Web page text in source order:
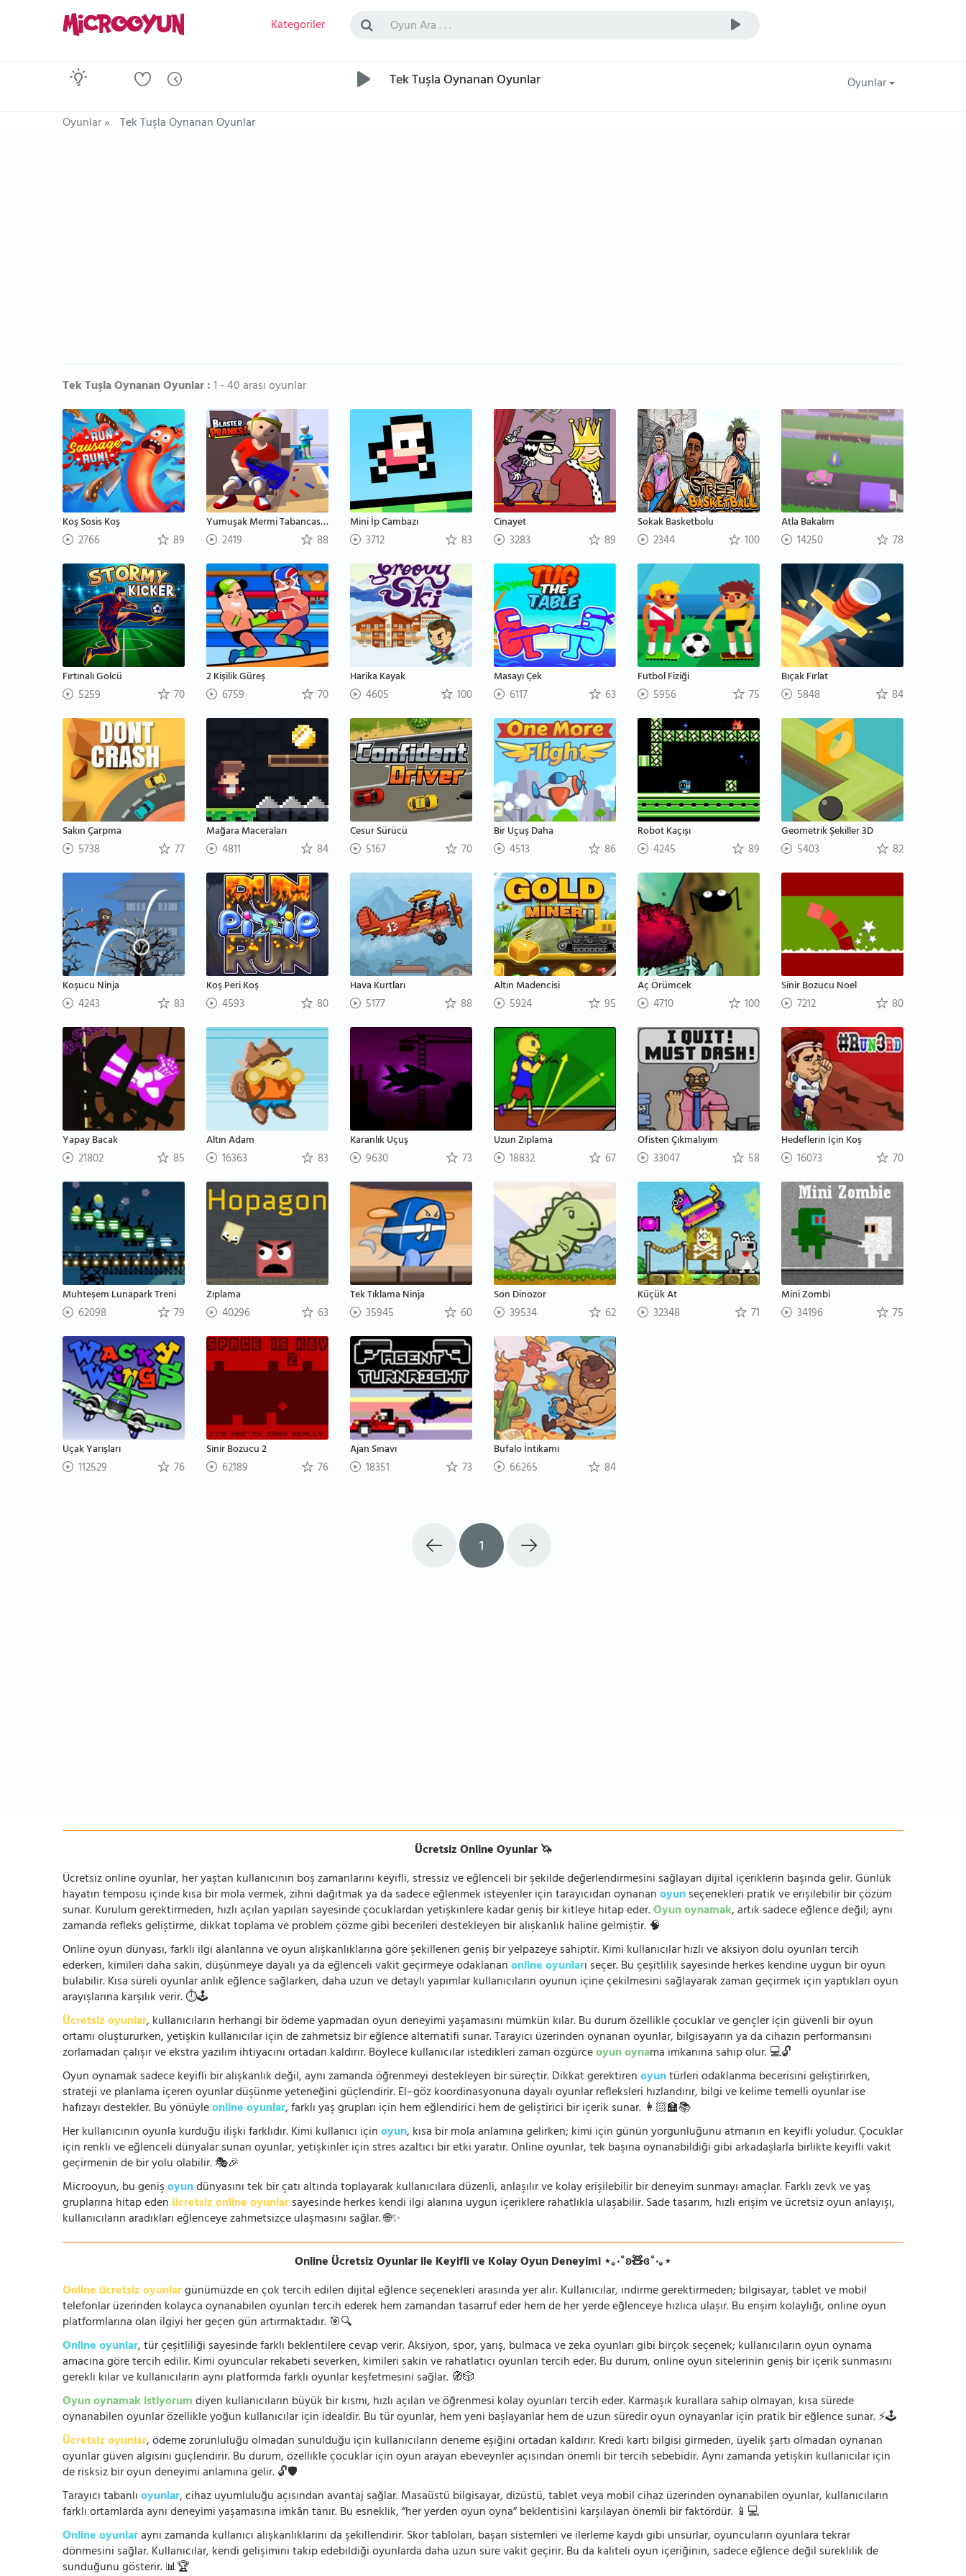
Kategoriler
Tek Tuşla Oynanan Oyunlar
Oyunlar
Oyunlar» Tek Tuşla Oynanan Oyunlar
Tek Tuşla Oynanan Oyunlar :1 - 40 arası oyunlar
Koş Sosis Koş
2766 89
Yumuşak Mermi Tabancası Şakası
2419 88
Mini İp Cambazı
3712 83
Cinayet
3283 89
Sokak Basketbolu
2344 100
Atla Bakalım
14250 78
Fırtınalı Golcü
5259 70
2 Kişilik Güreş
6759 70
Harika Kayak
4605 100
Masayı Çek
6117 63
Futbol Fiziği
5956 75
Bıçak Fırlat
5848 84
Sakın Çarpma
5738 77
Mağara Maceraları
4811 84
Cesur Sürücü
5167 70
Bir Uçuş Daha
4513 86
Robot Kaçışı
4245 89
Geometrik Şekiller 3D
5403 82
Koşucu Ninja
4243 83
Koş Peri Koş
4593 80
Hava Kurtları
5177 88
Altın Madencisi
5924 95
Aç Örümcek
4710 100
Sinir Bozucu Noel
7212 80
Yapay Bacak
21802 85
Altın Adam
16363 83
Karanlık Uçuş
9630 73
Uzun Zıplama
18832 67
Ofisten Çıkmalıyım
33047 58
Hedeflerin İçin Koş
16073 70
Muhteşem Lunapark Treni
62098 79
Zıplama
40296 63
Tek Tıklama Ninja
35945 60
Son Dinozor
39534 62
Küçük At
32348 71
Mini Zombi
34196 75
Uçak Yarışları
112529 76
Sinir Bozucu 2
62189 76
Ajan Sınavı
18351 73
Bufalo İntikamı
66265 84
1
Ücretsiz Online Oyunlar 🦄
Ücretsiz online oyunlar, her yaştan kullanıcının boş zamanlarını keyifli, stressiz ve eğlenceli bir şekilde değerlendirmesini sağlayan dijital içeriklerin başında gelir. Günlük
hayatın temposu içinde kısa bir mola vermek, zihni dağıtmak ya da sadece eğlenmek isteyenler için tarayıcıdan oynananoyunseçenekleri pratik ve erişilebilir bir çözüm
sunar. Kurulum gerektirmeden, hızlı açılan yapıları sayesinde çocuklardan yetişkinlere kadar geniş bir kitleye hitap eder.Oyun oynamak, artık sadece eğlence değil; aynı
zamanda refleks geliştirme, dikkat toplama ve problem çözme gibi becerileri destekleyen bir alışkanlık haline gelmiştir. 🧠
Online oyun dünyası, farklı ilgi alanlarına ve oyun alışkanlıklarına göre şekillenen geniş bir yelpazeye sahiptir. Kimi kullanıcılar hızlı ve aksiyon dolu oyunları tercih
ederken, kimileri daha sakin, düşünmeye dayalı ya da eğlenceli vakit geçirmeye odaklananonline oyunları seçer. Bu çeşitlilik sayesinde herkes kendine uygun bir oyun
bulabilir. Kısa süreli oyunlar anlık eğlence sağlarken, daha uzun ve detaylı yapımlar kullanıcıların oyunun içine çekilmesini sağlayarak zaman geçirmek için yaptıkları oyun
arayışlarına karşılık verir. ⏱️🕹️
Ücretsiz oyunlar, kullanıcıların herhangi bir ödeme yapmadan oyun deneyimi yaşamasını mümkün kılar. Bu durum özellikle çocuklar ve gençler için güvenli bir oyun
ortamı oluştururken, yetişkin kullanıcılar için de zahmetsiz bir eğlence alternatifi sunar. Tarayıcı üzerinden oynanan oyunlar, bilgisayarın ya da cihazın performansını
zorlamadan çalışır ve ekstra yazılım ihtiyacını ortadan kaldırır. Böylece kullanıcılar istedikleri zaman özgürceoyun oynama imkanına sahip olur. 💻🔓
Oyun oynamak sadece keyifli bir alışkanlık değil, aynı zamanda öğrenmeyi destekleyen bir süreçtir. Dikkat gerektirenoyuntürleri odaklanma becerisini geliştirirken,
strateji ve planlama içeren oyunlar düşünme yeteneğini güçlendirir. El–göz koordinasyonuna dayalı oyunlar refleksleri hızlandırır, bilgi ve kelime temelli oyunlar ise
hafızayı destekler. Bu yönüyleonline oyunlar, farklı yaş grupları için hem eğlendirici hem de geliştirici bir içerik sunar. 👩🏻‍🏫📚
Her kullanıcının oyunla kurduğu ilişki farklıdır. Kimi kullanıcı içinoyun, kısa bir mola anlamına gelirken; kimi için günün yorgunluğunu atmanın en keyifli yoludur. Çocuklar
için renkli ve eğlenceli dünyalar sunan oyunlar, yetişkinler için stres azaltıcı bir etki yaratır. Online oyunlar, tek başına oynanabildiği gibi arkadaşlarla birlikte keyifli vakit
geçirmenin de bir yolu olabilir. 🎭🎉
Microoyun, bu genişoyundünyasını tek bir çatı altında toplayarak kullanıcılara düzenli, anlaşılır ve kolay erişilebilir bir deneyim sunmayı amaçlar. Farklı zevk ve yaş
gruplarına hitap eden ücretsiz online oyunlarsayesinde herkes kendi ilgi alanına uygun içeriklere rahatlıkla ulaşabilir. Sade tasarım, hızlı erişim ve ücretsiz oyun anlayışı,
kullanıcıların aradıkları eğlenceye zahmetsizce ulaşmasını sağlar. 🌐✨
Online Ücretsiz Oyunlar ile Keyifli ve Kolay Oyun Deneyimi ⋆｡‧˚ʚ🧸ɞ˚‧｡⋆
Online ücretsiz oyunlargünümüzde en çok tercih edilen dijital eğlence seçenekleri arasında yer alır. Kullanıcılar, indirme gerektirmeden; bilgisayar, tablet ve mobil
telefonlar üzerinden kolayca oynanabilen oyunları tercih ederek hem zamandan tasarruf eder hem de her yerde eğlenceye hızlıca ulaşır. Bu erişim kolaylığı, online oyun
platformlarına olan ilgiyi her geçen gün artırmaktadır. 🎯🔍
Online oyunlar, tür çeşitliliği sayesinde farklı beklentilere cevap verir. Aksiyon, spor, yarış, bulmaca ve zeka oyunları gibi birçok seçenek; kullanıcıların oyun oynama
amacına göre tercih edilir. Kimi oyuncular rekabeti severken, kimileri sakin ve rahatlatıcı oyunları tercih eder. Bu durum, online oyun sitelerinin geniş bir içerik sunmasını
gerekli kılar ve kullanıcıların aynı platformda farklı oyunlar keşfetmesini sağlar. 🧭🎲
Oyun oynamak istiyorumdiyen kullanıcıların büyük bir kısmı, hızlı açılan ve öğrenmesi kolay oyunları tercih eder. Karmaşık kurallara sahip olmayan, kısa sürede
oynanabilen oyunlar özellikle yoğun kullanıcılar için idealdir. Bu tür oyunlar, hem yeni başlayanlar hem de uzun süredir oyun oynayanlar için pratik bir eğlence sunar. ⚡🕹️
Ücretsiz oyunlar, ödeme zorunluluğu olmadan sunulduğu için kullanıcıların deneme eşiğini ortadan kaldırır. Kredi kartı bilgisi girmeden, üyelik şartı olmadan oynanan
oyunlar güven algısını güçlendirir. Bu durum, özellikle çocuklar için oyun arayan ebeveynler açısından önemli bir tercih sebebidir. Aynı zamanda yetişkin kullanıcılar için
de risksiz bir oyun deneyimi anlamına gelir. 🔓🛡️
Tarayıcı tabanlıoyunlar, cihaz uyumluluğu açısından avantaj sağlar. Masaüstü bilgisayar, dizüstü, tablet veya mobil cihaz üzerinden oynanabilen oyunlar, kullanıcıların
farklı ortamlarda aynı deneyimi yaşamasına imkân tanır. Bu esneklik, “her yerden oyun oyna” beklentisini karşılayan önemli bir faktördür. 📱💻
Online oyunlaraynı zamanda kullanıcı alışkanlıklarını da şekillendirir. Skor tabloları, başarı sistemleri ve ilerleme kaydı gibi unsurlar, oyuncuların oyunlara tekrar
dönmesini sağlar. Kullanıcılar, kendi gelişimini takip edebildiği oyunlarda daha uzun süre vakit geçirir. Bu da kaliteli oyun içeriğinin, sadece eğlence değil süreklilik de
sunduğunu gösterir. 📊🏆